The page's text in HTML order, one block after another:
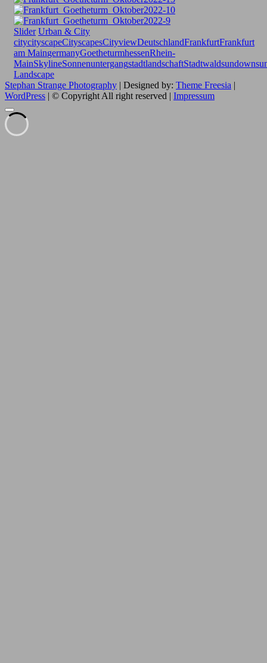
Slider Urban & City
citycityscapeCityscapesCityviewDeutschlandFrankfurtFrankfurt
am MaingermanyGoetheturmhessenRhein-
MainSkylineSonnenuntergangstadtlandschaftStadtwaldsundown
Landscape
Stephan Strange Photography | Designed by: Theme Freesia |
WordPress | © Copyright All right reserved | Impressum